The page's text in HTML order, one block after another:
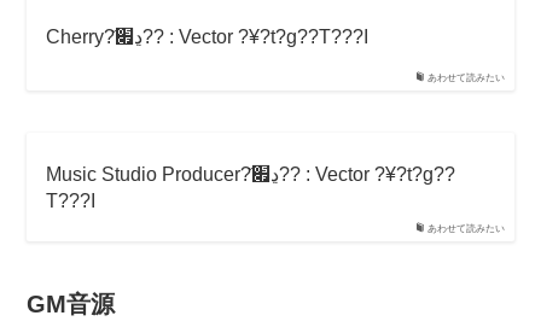
あわせて読みたい
Cherry?̏ڍ׏?? : Vector ?¥?t?g??T???I
あわせて読みたい
Music Studio Producer?̏ڍ׏?? : Vector ?¥?t?g??
T???I
GM音源